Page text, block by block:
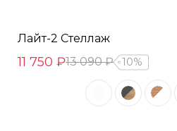
Лайт-2 Стеллаж
11 750 ₽13 090 ₽ 10%